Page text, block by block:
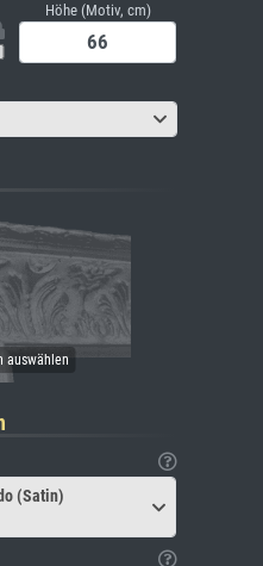
Höhe (Motiv, cm)
(Satin)